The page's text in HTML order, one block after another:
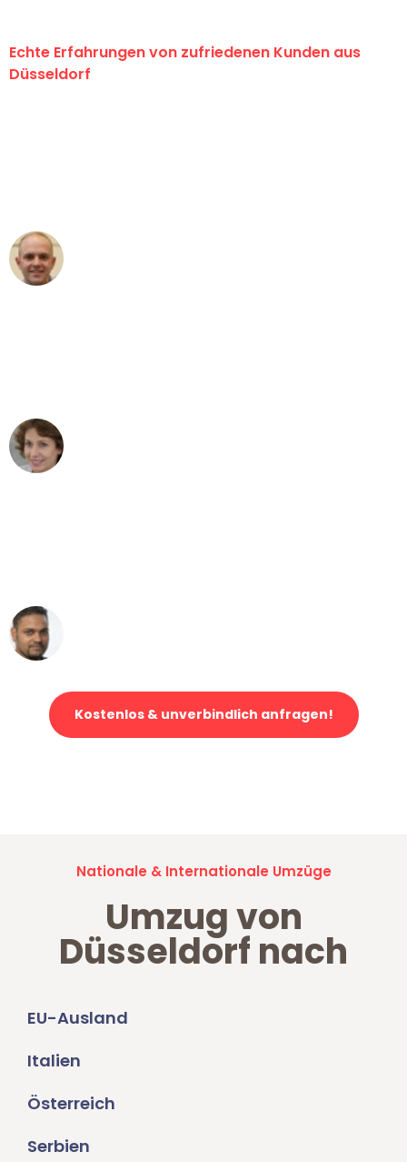
Echte Erfahrungen von zufriedenen Kunden aus
Düsseldorf
Kostenlos & unverbindlich anfragen!
Nationale & Internationale Umzüge
Umzug von
Düsseldorf nach
EU-Ausland
Italien
Österreich
Serbien